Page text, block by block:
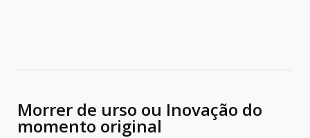
Morrer de urso ou Inovação do
momento original